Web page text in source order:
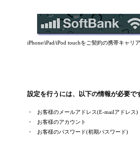
iPhone/iPad/iPod touchをご契約の携帯キャ
設定を行うには、以下の情報が必要で
・
お客様のメールアドレス(E-mailアドレス)
・
お客様のアカウント
・
お客様のパスワード(初期パスワード)